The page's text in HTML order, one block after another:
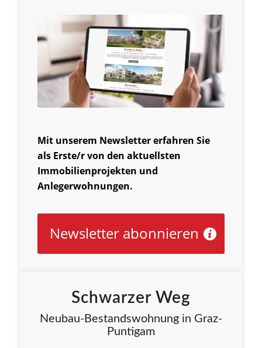
Mit unserem Newsletter erfahren Sie
als Erste/r von den aktuellsten
Immobilienprojekten und
Anlegerwohnungen.
Newsletter abonnieren
Schwarzer Weg
Neubau-Bestandswohnung in Graz-
Puntigam